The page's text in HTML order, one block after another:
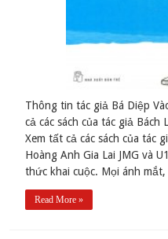
Thông tin tác giả Bá Diệp
cả các sách của tác giả Bách
Xem tất cả các sách của tác
Hoàng Anh Gia Lai JMG và
thức khai cuộc. Mọi ánh
Read More »